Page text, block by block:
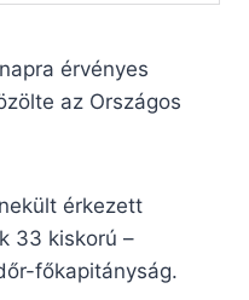
érvényes
az Országos
érkezett
33 kiskorú –
főkapitányság.